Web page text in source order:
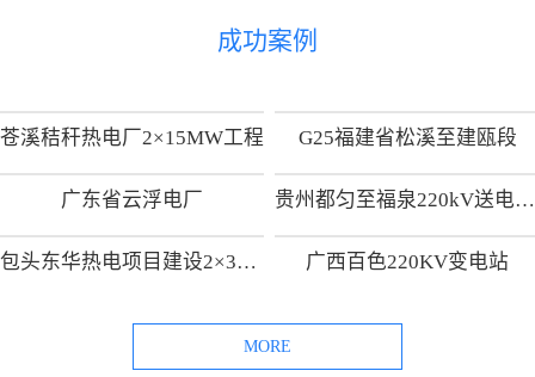
成功案例
苍溪秸秆热电厂2×15MW工程 G25福建省松溪至建瓯段
广东省云浮电厂 贵州都匀至福泉220kV送电线路工程
包头东华热电项目建设2×300MW热电供热机组项目 广西百色220KV变电站
MORE